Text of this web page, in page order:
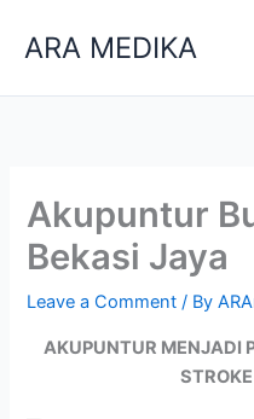
ARA MEDIKA
Akupuntur
Bekasi Jaya
Leave a Comment / By
AKUPUNTUR MENJADI